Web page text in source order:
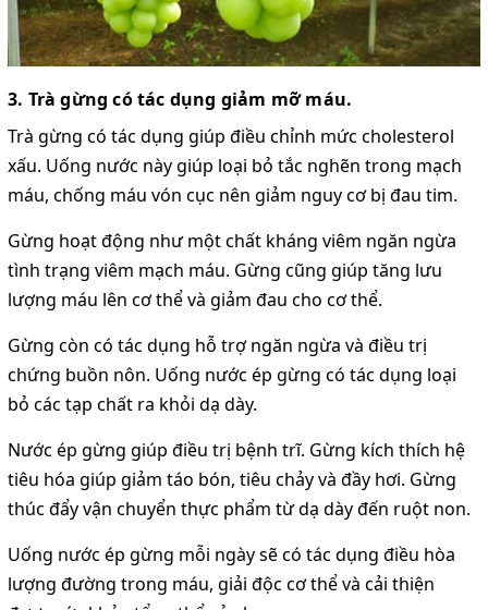
3. Trà gừng có tác dụng giảm mỡ máu.
Trà gừng có tác dụng giúp điều chỉnh mức cholesterol
xấu. Uống nước này giúp loại bỏ tắc nghẽn trong mạch
máu, chống máu vón cục nên giảm nguy cơ bị đau tim.
Gừng hoạt động như một chất kháng viêm ngăn ngừa
tình trạng viêm mạch máu. Gừng cũng giúp tăng lưu
lượng máu lên cơ thể và giảm đau cho cơ thể.
Gừng còn có tác dụng hỗ trợ ngăn ngừa và điều trị
chứng buồn nôn. Uống nước ép gừng có tác dụng loại
bỏ các tạp chất ra khỏi dạ dày.
Nước ép gừng giúp điều trị bệnh trĩ. Gừng kích thích hệ
tiêu hóa giúp giảm táo bón, tiêu chảy và đầy hơi. Gừng
thúc đẩy vận chuyển thực phẩm từ dạ dày đến ruột non.
Uống nước ép gừng mỗi ngày sẽ có tác dụng điều hòa
lượng đường trong máu, giải độc cơ thể và cải thiện